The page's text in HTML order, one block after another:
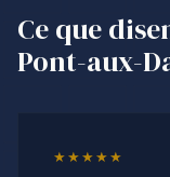
Ce que
Pont-aux-
★★★★★